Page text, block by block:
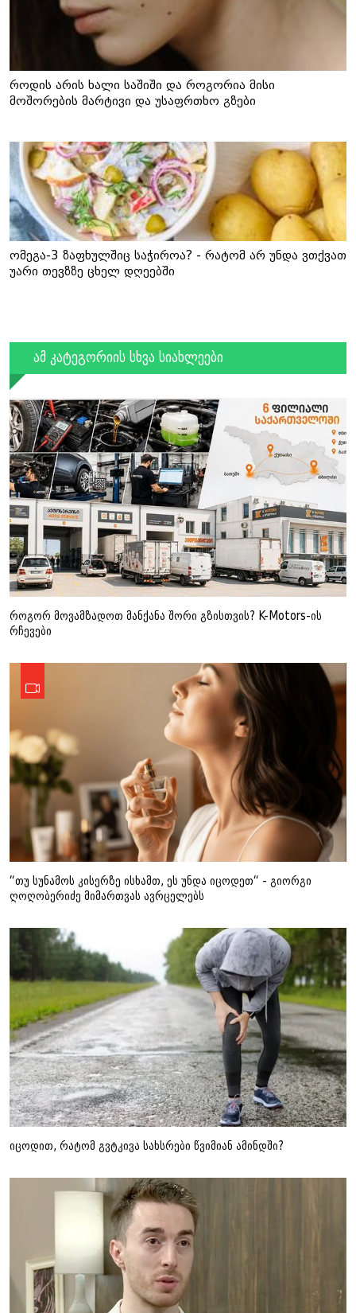
როდის არის ხალი საშიში და როგორია მისი
მოშორების მარტივი და უსაფრთხო გზები
ომეგა-3 ზაფხულშიც საჭიროა? - რატომ არ უნდა ვთქვათ
უარი თევზზე ცხელ დღეებში
ამ კატეგორიის სხვა სიახლეები
როგორ მოვამზადოთ მანქანა შორი გზისთვის? K-Motors-ის
რჩევები
“თუ სუნამოს კისერზე ისხამთ, ეს უნდა იცოდეთ“ - გიორგი
ღოღობერიძე მიმართვას ავრცელებს
იცოდით, რატომ გვტკივა სახსრები წვიმიან ამინდში?